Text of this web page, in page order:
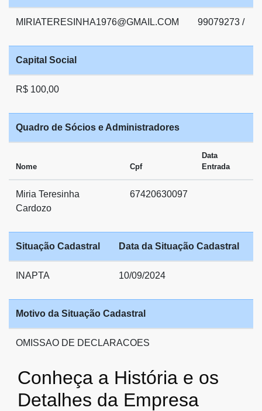
MIRIATERESINHA1976@GMAIL.COM 99079273 /
Capital Social
R$ 100,00
Quadro de Sócios e Administradores
Nome Cpf
Data
Entrada
Miria Teresinha
Cardozo
67420630097
Situação Cadastral Data da Situação Cadastral
INAPTA 10/09/2024
Motivo da Situação Cadastral
OMISSAO DE DECLARACOES
Conheça a História e os
Detalhes da Empresa